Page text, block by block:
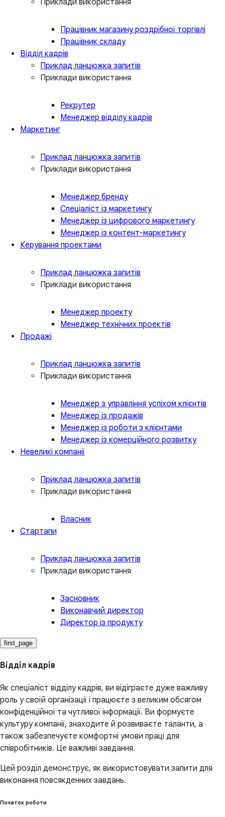
Працівник магазину роздрібної торгівлі
Працівник складу
Відділ кадрів
Приклад ланцюжка запитів
Приклади використання
Рекрутер
Менеджер відділу кадрів
Маркетинг
Приклад ланцюжка запитів
Приклади використання
Менеджер бренду
Спеціаліст із маркетингу
Менеджер із цифрового маркетингу
Менеджер із контент-маркетингу
Керування проектами
Приклад ланцюжка запитів
Приклади використання
Менеджер проекту
Менеджер технічних проектів
Продажі
Приклад ланцюжка запитів
Приклади використання
Менеджер з управління успіхом клієнтів
Менеджер із продажів
Менеджер із роботи з клієнтами
Менеджер із комерційного розвитку
Невеликі компанії
Приклад ланцюжка запитів
Приклади використання
Власник
Стартапи
Приклад ланцюжка запитів
Приклади використання
Засновник
Виконавчий директор
Директор із продукту
first_page
Відділ кадрів
Як спеціаліст відділу кадрів, ви відіграєте дуже важливу
роль у своїй організації і працюєте з великим обсягом
конфіденційної та чутливої інформації. Ви формуєте
культуру компанії, знаходите й розвиваєте таланти, а
також забезпечуєте комфортні умови праці для
співробітників. Це важливі завдання.
Цей розділ демонструє, як використовувати запити для
виконання повсякденних завдань.
Початок роботи